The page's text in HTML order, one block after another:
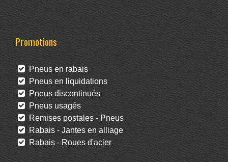
Promotions
Pneus en rabais
Pneus en liquidations
Pneus discontinués
Pneus usagés
Remises postales - Pneus
Rabais - Jantes en alliage
Rabais - Roues d'acier